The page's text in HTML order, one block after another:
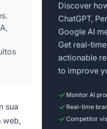
sua
web,
Discover
ChatGPT,
Google AI
Get real-
actionable
to improve
Monitor AI
Real-time
Competitor